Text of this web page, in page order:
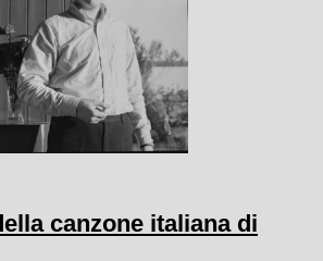
canzone italiana di